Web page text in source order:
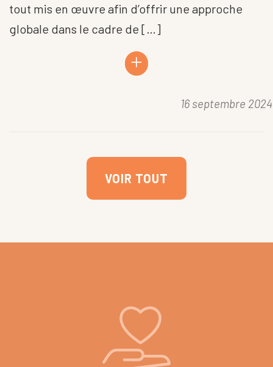
tout mis en œuvre afin d’offrir une approche
globale dans le cadre de […]
+
16 septembre 2024
VOIR TOUT